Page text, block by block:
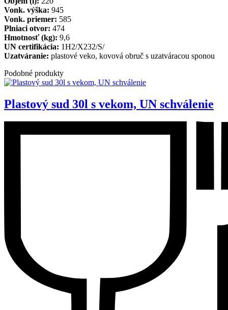
Vonk. výška: 945
Vonk. priemer: 585
Plniaci otvor: 474
Hmotnosť (kg): 9,6
UN certifikácia: 1H2/X232/S/
Uzatváranie: plastové veko, kovová obruč s uzatváracou sponou
Podobné produkty
Plastový sud 30l s vekom, UN schválenie